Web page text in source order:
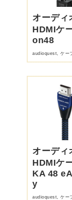
オーディ
HDMIケ
on48
audioquest, ケー
オーディ
HDMIケ
KA 48
y
audioquest, ケー